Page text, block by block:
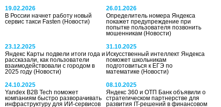
19.02.2026
В России начнет работу новый
сервис такси Fasten (Новости)
26.01.2026
Определитель номера Яндекса
покажет предупреждение при
попытке пользователя позвонить
мошенникам(Новости)
23.12.2025
Яндекс Карты подвели итоги года и
рассказали, как пользователи
взаимодействовали с городом в
2025 году (Новости)
31.10.2025
Искусственный интеллект Яндекса
поможет школьникам
подготовиться к ЕГЭ по
математике(Новости)
24.10.2025
Yandex B2B Tech поможет
компаниям быстро разворачивать
инфраструктуру для ИИ-сервисов
08.10.2025
Яндекс 360 и ОТП Банк объявили о
стратегическом партнерстве для
развития IT-решений в финансовом